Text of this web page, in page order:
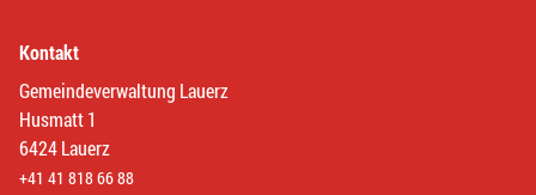
Kontakt
Gemeindeverwaltung Lauerz
Husmatt 1
6424 Lauerz
+41 41 818 66 88